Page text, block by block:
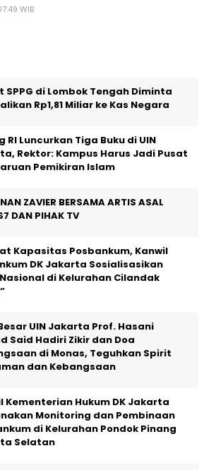
WIB
SPPG di Lombok Tengah Diminta
Rp1,81 Miliar ke Kas Negara
RI Luncurkan Tiga Buku di UIN
Rektor: Kampus Harus Jadi Pusat
Pemikiran Islam
ZAVIER BERSAMA ARTIS ASAL
DAN PIHAK TV
Kapasitas Posbankum, Kanwil
DK Jakarta Sosialisasikan
Nasional di Kelurahan Cilandak
UIN Jakarta Prof. Hasani
Said Hadiri Zikir dan Doa
di Monas, Teguhkan Spirit
dan Kebangsaan
Kementerian Hukum DK Jakarta
Monitoring dan Pembinaan
di Kelurahan Pondok Pinang
Selatan